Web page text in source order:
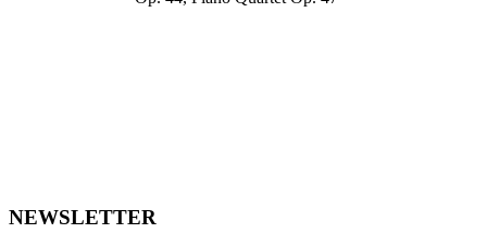
NEWSLETTER